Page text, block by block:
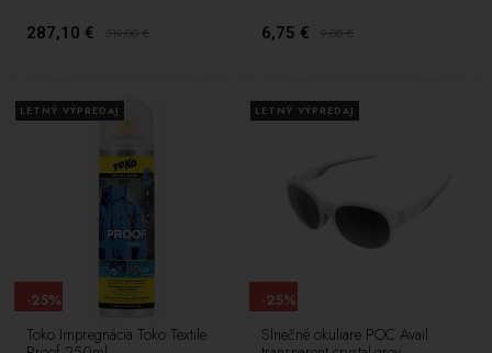
287,10 € 319,00€ 6,75 € 9,00€
LETNÝ VÝPREDAJ
Toko Impregnácia Toko Textile
-25%
LETNÝ VÝPREDAJ
Slnečné okuliare POC Avail
-25%